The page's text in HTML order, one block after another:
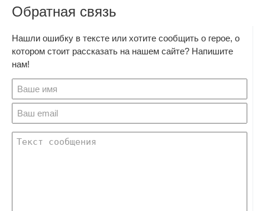
Обратная связь
Нашли ошибку в тексте или хотите сообщить о герое, о
котором стоит рассказать на нашем сайте? Напишите
нам!